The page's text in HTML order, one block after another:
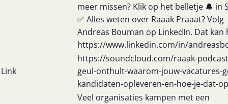
meer missen? Klik op het belletje 🔔 in
✅ Alles weten over Raaak Praaat? Volg
Andreas Bouman op LinkedIn. Dat kan
https://www.linkedin.com/in/
Link
https://soundcloud.com/raaak-
geul-onthult-waarom-jouw-vacatures-
kandidaten-opleveren-en-hoe-je-dat-
Veel organisaties kampen met een